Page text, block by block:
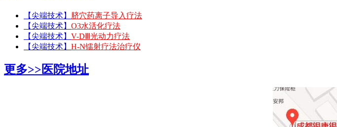
【尖端技术】 脐穴药离子导入疗法
【尖端技术】 O3水活化疗法
【尖端技术】 V-DⅢ光动力疗法
【尖端技术】 H-N镭射疗法治疗仪
更多>>医院地址